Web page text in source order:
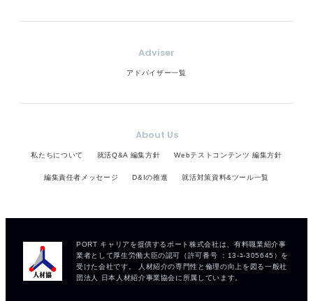
Adviser
アドバイザー一覧
About Us
私たちについて 就活Q&A 編集方針 Webテストコンテンツ 編集方針
編集責任者メッセージ D&Iの推進 就活対策資料&ツール一覧